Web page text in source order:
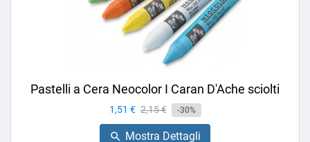
Pastelli a Cera Neocolor I Caran D'Ache sciolti
Prezzo
1,51 € Prezzo
base
2,15 € -30%
 Mostra Dettagli